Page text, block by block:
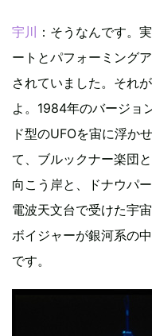
宇川
：そうなんです。
ートとパフォーミング
されていました。それ
よ。1984年のバージョ
ド型のUFOを宙に浮か
て、ブルックナー楽団
向こう岸と、ドナウパ
電波天文台で受けた宇
ボイジャーが銀河系の
です。